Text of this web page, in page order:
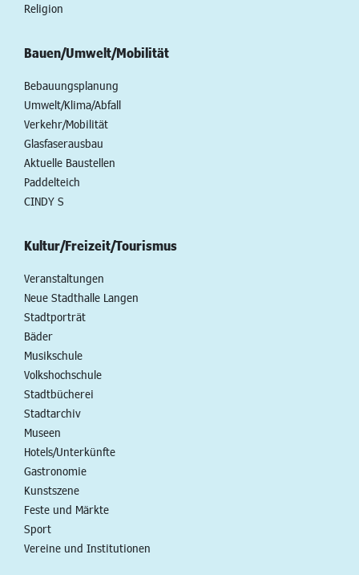
Religion
Bauen/Umwelt/Mobilität
Bebauungsplanung
Umwelt/Klima/Abfall
Verkehr/Mobilität
Glasfaserausbau
Aktuelle Baustellen
Paddelteich
CINDY S
Kultur/Freizeit/Tourismus
Veranstaltungen
Neue Stadthalle Langen
Stadtporträt
Bäder
Musikschule
Volkshochschule
Stadtbücherei
Stadtarchiv
Museen
Hotels/Unterkünfte
Gastronomie
Kunstszene
Feste und Märkte
Sport
Vereine und Institutionen